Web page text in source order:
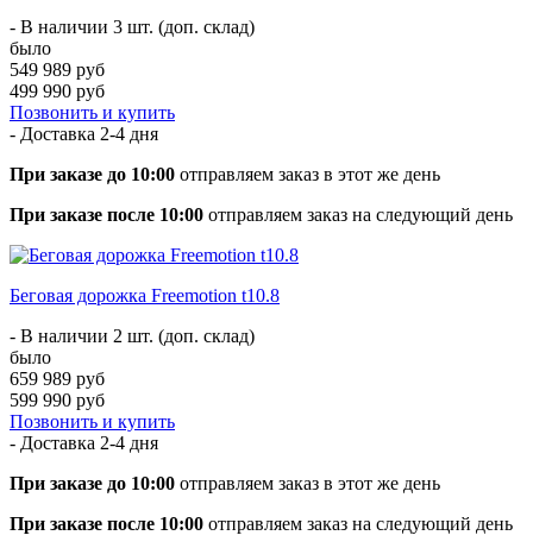
- В наличии 3 шт. (доп. склад)
было
549 989 руб
499 990 руб
Позвонить и купить
- Доставка 2-4 дня
При заказе до 10:00 отправляем заказ в этот же день
При заказе после 10:00 отправляем заказ на следующий день
Беговая дорожка Freemotion t10.8
- В наличии 2 шт. (доп. склад)
было
659 989 руб
599 990 руб
Позвонить и купить
- Доставка 2-4 дня
При заказе до 10:00 отправляем заказ в этот же день
При заказе после 10:00 отправляем заказ на следующий день